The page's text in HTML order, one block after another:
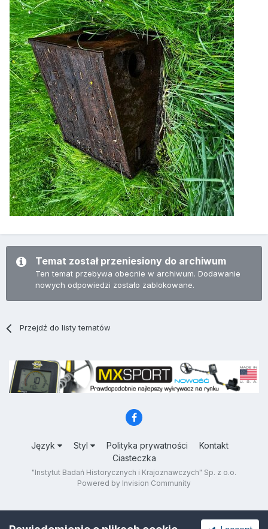
Temat został przeniesiony do archiwum
Ten temat przebywa obecnie w archiwum. Dodawanie
nowych odpowiedzi zostało zablokowane.
Przejdź do listy tematów
Język Styl Polityka prywatności
Kontakt
Ciasteczka
"Instytut Badań Historycznych i Krajoznawczych" Sp. z o.o.
Powered by Invision Community